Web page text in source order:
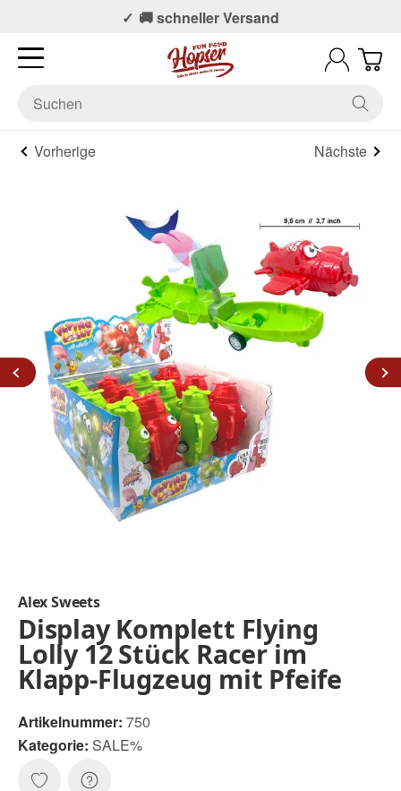
📞 Persönlicher Support🚚 schneller Versand
Vorherige Nächste
Alex Sweets
Display Komplett Flying
Lolly 12 Stück Racer im
Klapp-Flugzeug mit Pfeife
Artikelnummer: 750
Kategorie: SALE%